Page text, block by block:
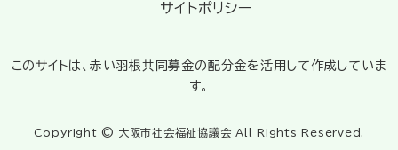
サイトポリシー
このサイトは、赤い羽根共同募金の配分金を活用して作成していま
す。
Copyright © 大阪市社会福祉協議会 All Rights Reserved.